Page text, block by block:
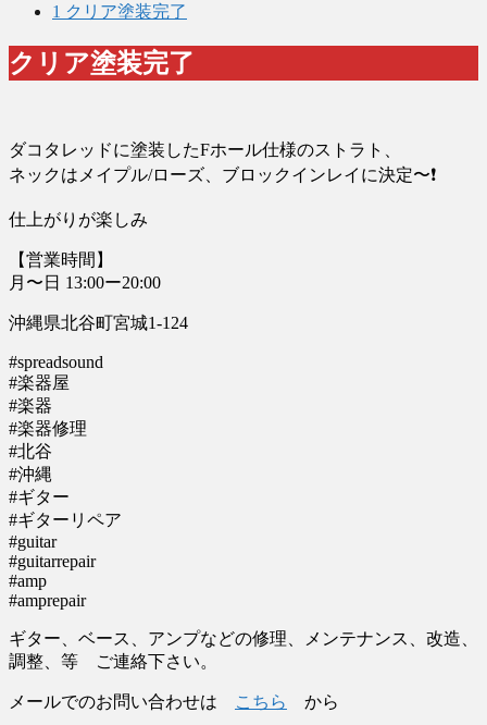
1 クリア塗装完了
クリア塗装完了
ダコタレッドに塗装したFホール仕様のストラト、
ネックはメイプル/ローズ、ブロックインレイに決定〜❗
仕上がりが楽しみ
【営業時間】
月〜日 13:00ー20:00
沖縄県北谷町宮城1-124
#spreadsound
#楽器屋
#楽器
#楽器修理
#北谷
#沖縄
#ギター
#ギターリペア
#guitar
#guitarrepair
#amp
#amprepair
ギター、ベース、アンプなどの修理、メンテナンス、改造、
調整、等 ご連絡下さい。
メールでのお問い合わせは こちら から